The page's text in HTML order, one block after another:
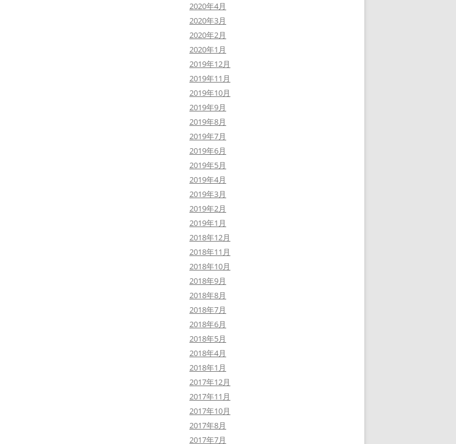
2020年4月
2020年3月
2020年2月
2020年1月
2019年12月
2019年11月
2019年10月
2019年9月
2019年8月
2019年7月
2019年6月
2019年5月
2019年4月
2019年3月
2019年2月
2019年1月
2018年12月
2018年11月
2018年10月
2018年9月
2018年8月
2018年7月
2018年6月
2018年5月
2018年4月
2018年1月
2017年12月
2017年11月
2017年10月
2017年8月
2017年7月